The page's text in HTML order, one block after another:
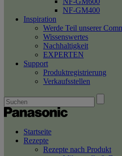
NF-GM400
Inspiration
Werde Teil unserer
Wissenswertes
Nachhaltigkeit
EXPERTEN
Support
Produktregistrierung
Verkaufsstellen
Startseite
Rezepte
Rezepte nach Produkt